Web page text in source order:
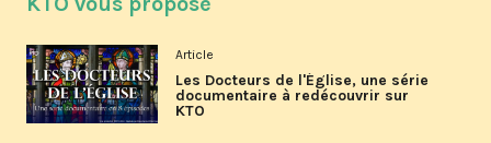
Article
Les Docteurs de l'Église, une série
documentaire à redécouvrir sur
KTO